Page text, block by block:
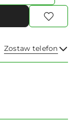
Zostaw telefon